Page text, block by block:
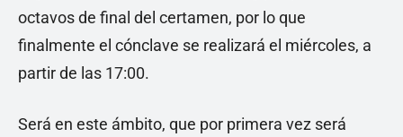
octavos de final del certamen, por lo que
finalmente el cónclave se realizará el miércoles, a
partir de las 17:00.
Será en este ámbito, que por primera vez será